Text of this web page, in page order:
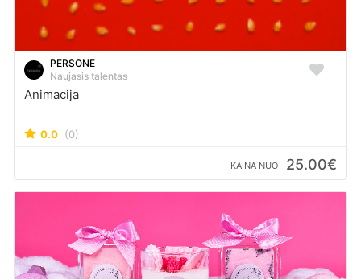
PERSONE
Naujasis talentas
Animacija
0.0 (0)
KAINA NUO 25.00€